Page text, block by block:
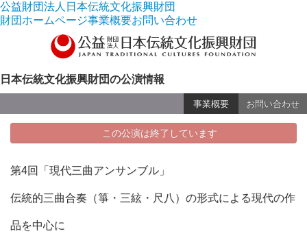
公益財団法人日本伝統文化振興財団
財団ホームページ事業概要お問い合わせ
日本伝統文化振興財団の公演情報
事業概要 お問い合わせ
この公演は終了しています
第4回「現代三曲アンサンブル」
伝統的三曲合奏（箏・三絃・尺八）の形式による現代の作
品を中心に